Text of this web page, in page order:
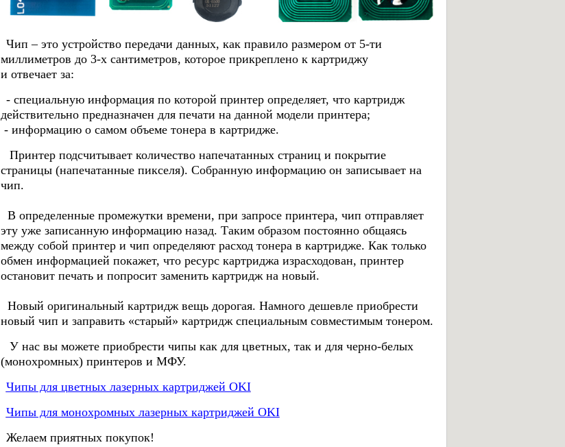
Чип – это устройство передачи данных, как правило размером от 5-ти
миллиметров до 3-х сантиметров, которое прикреплено к картриджу
и отвечает за:
- специальную информация по которой принтер определяет, что картридж
действительно предназначен для печати на данной модели принтера;
- информацию о самом объеме тонера в картридже.
Принтер подсчитывает количество напечатанных страниц и покрытие
страницы (напечатанные пикселя). Собранную информацию он записывает на
чип.
В определенные промежутки времени, при запросе принтера, чип отправляет
эту уже записанную информацию назад. Таким образом постоянно общаясь
между собой принтер и чип определяют расход тонера в картридже. Как только
обмен информацией покажет, что ресурс картриджа израсходован, принтер
остановит печать и попросит заменить картридж на новый.
Новый оригинальный картридж вещь дорогая. Намного дешевле приобрести
новый чип и заправить «старый» картридж специальным совместимым тонером.
У нас вы можете приобрести чипы как для цветных, так и для черно-белых
(монохромных) принтеров и МФУ.
Чипы для цветных лазерных картриджей OKI
Чипы для монохромных лазерных картриджей OKI
Желаем приятных покупок!